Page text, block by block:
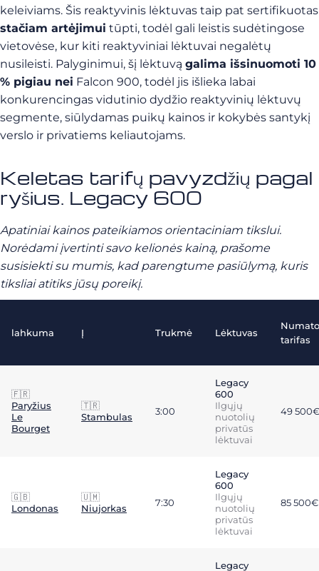
keleiviams. Šis reaktyvinis lėktuvas taip pat sertifikuotas
stačiam artėjimui tūpti, todėl gali leistis sudėtingose
vietovėse, kur kiti reaktyviniai lėktuvai negalėtų
nusileisti. Palyginimui, šį lėktuvą galima išsinuomoti 10
% pigiau nei Falcon 900, todėl jis išlieka labai
konkurencingas vidutinio dydžio reaktyvinių lėktuvų
segmente, siūlydamas puikų kainos ir kokybės santykį
verslo ir privatiems keliautojams.
Keletas tarifų pavyzdžių pagal
ryšius. Legacy 600
Apatiniai kainos pateikiamos orientaciniam tikslui.
Norėdami įvertinti savo kelionės kainą, prašome
susisiekti su mumis, kad parengtume pasiūlymą, kuris
tiksliai atitiks jūsų poreikį.
lahkuma Į Trukmė Lėktuvas
tarifas
🇫🇷
Paryžius
Le
Bourget
🇹🇷
Stambulas
3:00
Legacy
600
Ilgųjų
nuotolių
privatūs
lėktuvai
49 500€
🇬🇧
Londonas
🇺🇲
Niujorkas
7:30
Legacy
600
Ilgųjų
nuotolių
privatūs
lėktuvai
85 500€
Legacy